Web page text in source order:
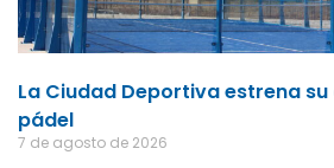
La Ciudad Deportiva estrena
pádel
7 de agosto de 2026